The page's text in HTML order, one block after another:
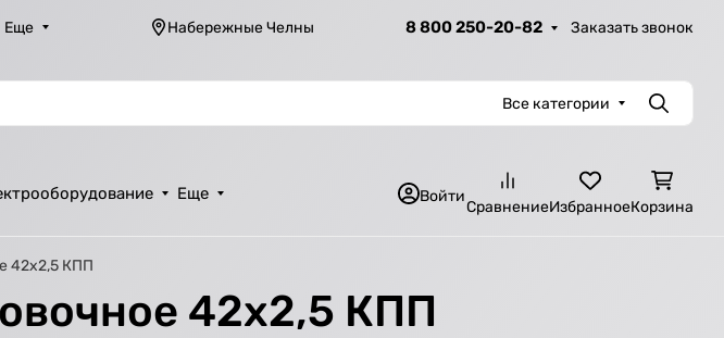
Еще Набережные Челны 8 800 250-20-82 Заказать звонок
Все категории Поиск
Еще Войти
СравнениеИзбранноеКорзина
42х2,5 КПП
42х2,5 КПП